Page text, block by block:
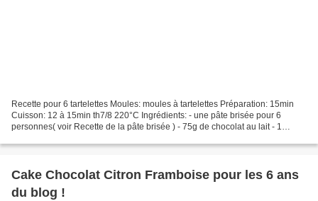
Recette pour 6 tartelettes Moules: moules à tartelettes Préparation: 15min
Cuisson: 12 à 15min th7/8 220°C Ingrédients: - une pâte brisée pour 6
personnes( voir Recette de la pâte brisée ) - 75g de chocolat au lait - 1
Cake Chocolat Citron Framboise pour les 6 ans
du blog !